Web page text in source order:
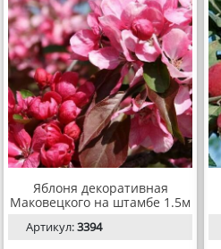
Яблоня декоративная
Маковецкого на штамбе 1.5м
Артикул:3394